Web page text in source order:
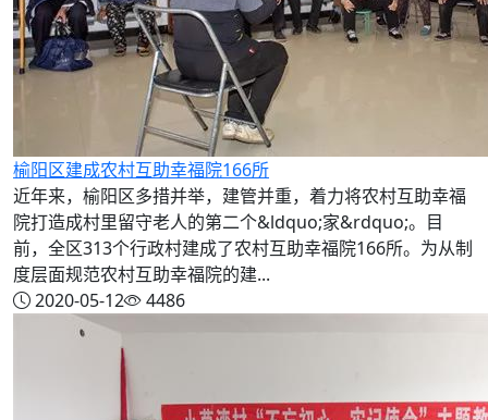
榆阳区建成农村互助幸福院166所
近年来，榆阳区多措并举，建管并重，着力将农村互助幸福
院打造成村里留守老人的第二个&ldquo;家&rdquo;。目
前，全区313个行政村建成了农村互助幸福院166所。为从制
度层面规范农村互助幸福院的建...
2020-05-12
4486